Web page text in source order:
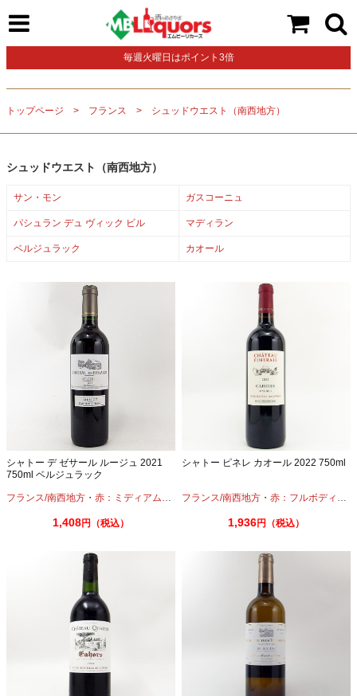
毎週火曜日はポイント3倍
トップページ フランス シュッドウエスト（南西地方）
シュッドウエスト（南西地方）
サン・モン ガスコーニュ
パシュラン デュ ヴィック ビル マディラン
ベルジュラック カオール
シャトー デ ゼサール ルージュ 2021
750ml ベルジュラック
フランス/南西地方 ・ 赤：ミディアムボディ ・ メルロー
1,408円（税込）
シャトー ピネレ カオール 2022 750ml
フランス/南西地方 ・赤：フルボディ ・
1,936円（税込）